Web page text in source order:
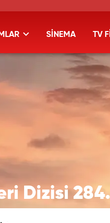
SİNEMA TV
Dizisi